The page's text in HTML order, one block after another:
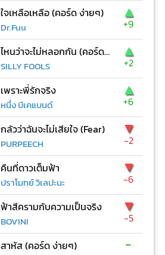
ใจเหลือเหลือ (คอร์ด ง่ายๆ)
Dr.Fuu
▲
+9
ไหนว่าจะไม่หลอกกัน (คอร์ด ง่ายๆ)
SILLY FOOLS
▲
+2
เพราะพี่รักจริง
หนึ่ง บีเคแบนด์
▲
+6
กลัวว่าฉันจะไม่เสียใจ (Fear)
PURPEECH
▼
-2
คืนที่ดาวเต็มฟ้า
ปราโมทย์ วิเลปะนะ
▼
-6
ฟ้าสีครามกับความเป็นจริง
BOVINI
▼
-5
สาหัส (คอร์ด ง่ายๆ) -